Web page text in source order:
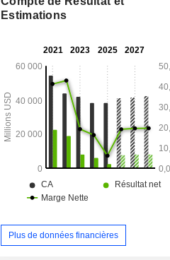
Estimations
Plus de données financières